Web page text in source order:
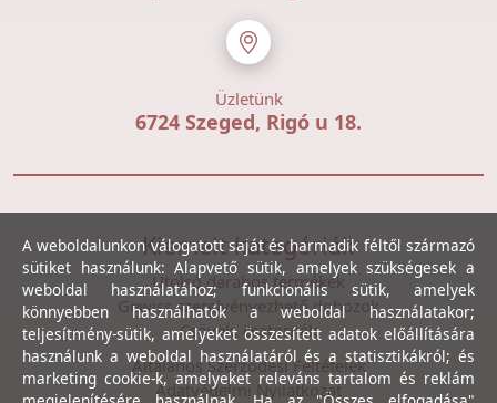
Üzletünk
6724 Szeged, Rigó u 18.
Kiemelt kategóriák
Utolsó darabos termékek
Gewiss szerelvényezhető dobozok
Csövek, csatornák
Általános Szerződési Feltételek
Adatvédelmi Nyilatkozat
A weboldalunkon válogatott saját és harmadik féltől származó
sütiket használunk: Alapvető sütik, amelyek szükségesek a
weboldal használatához; funkcionális sütik, amelyek
könnyebben használhatók a weboldal használatakor;
teljesítmény-sütik, amelyeket összesített adatok előállítására
használunk a weboldal használatáról és a statisztikákról; és
marketing cookie-k, amelyeket releváns tartalom és reklám